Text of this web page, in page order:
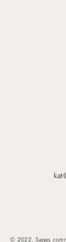
© 2022, Sages